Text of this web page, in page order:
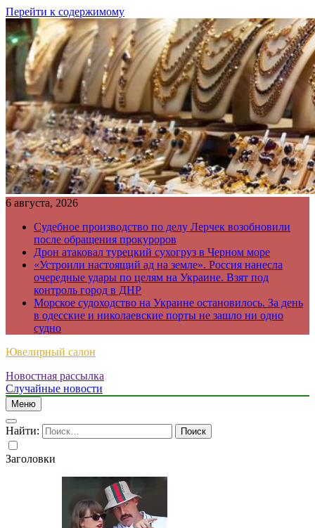
Перейти к содержимому
6 августа, 2026
Судебное производство по делу Лерчек возобновили
после обращения прокуроров
Дрон атаковал турецкий сухогруз в Черном море
«Устроили настоящий ад на земле». Россия нанесла
очередные удары по целям на Украине. Взят под
контроль город в ДНР
Морское судоходство на Украине остановилось. За день
в одесские и николаевские порты не зашло ни одно
судно
Ювелирный салон
Новостная рассылка
Случайные новости
Меню
Найти:
Заголовки